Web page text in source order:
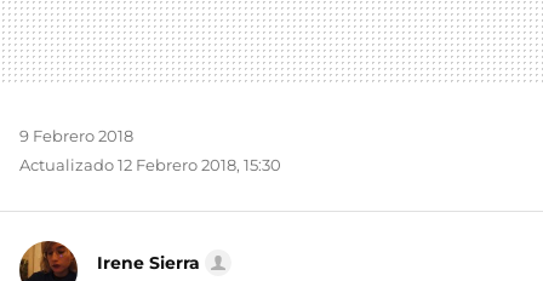
9 Febrero 2018
Actualizado 12 Febrero 2018, 15:30
Irene Sierra